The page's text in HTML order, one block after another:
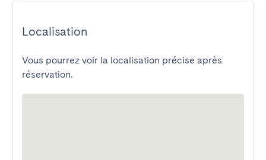
Localisation
Vous pourrez voir la localisation précise après
réservation.